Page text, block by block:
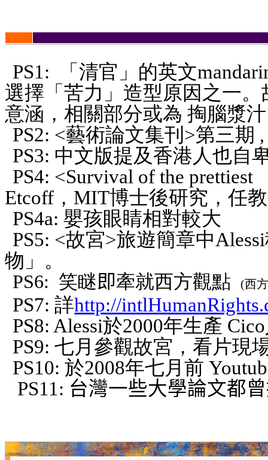
PS1: 「清官」的英文
選擇「苦力」造型原因之一
意涵，相關部分或為 掏腦漿
PS2: <藝術論文集刊>第三期
PS3: 中文版提及香港人也自
PS4: <Survival of the
Etcoff，MIT博士後研究，任
PS4a: 嬰孩眼睛相對較大
PS5: <故宮>旅遊簡章中
物」。
PS6: 笑瞇即牽就西方觀點(西
PS7: 詳http://
PS8: Alessi於2000年生產
PS9: 七月參觀故宮，看片現
PS10: 於2008年七月前
PS11: 台灣一些大學論文都